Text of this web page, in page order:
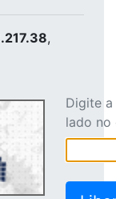
,
Digite
lado no